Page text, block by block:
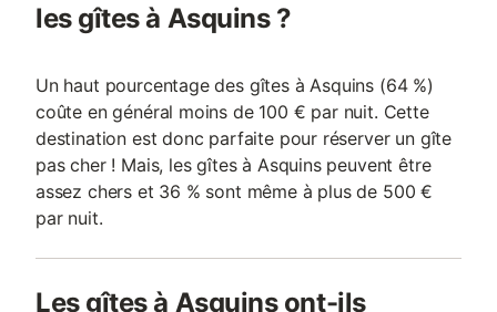
les gîtes à Asquins ?
Un haut pourcentage des gîtes à Asquins (64 %)
coûte en général moins de 100 € par nuit. Cette
destination est donc parfaite pour réserver un gîte
pas cher ! Mais, les gîtes à Asquins peuvent être
assez chers et 36 % sont même à plus de 500 €
par nuit.
Les gîtes à Asquins ont-ils